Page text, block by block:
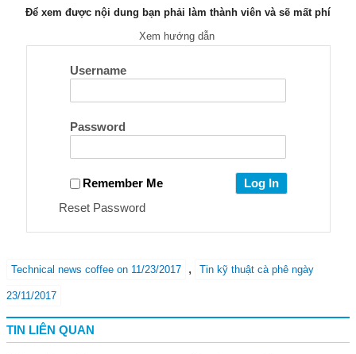
Để xem được nội dung bạn phải làm thành viên và sẽ mất phí
Xem hướng dẫn
Username
Password
Remember Me
Reset Password
Technical news coffee on 11/23/2017 , Tin kỹ thuật cà phê ngày
23/11/2017
TIN LIÊN QUAN